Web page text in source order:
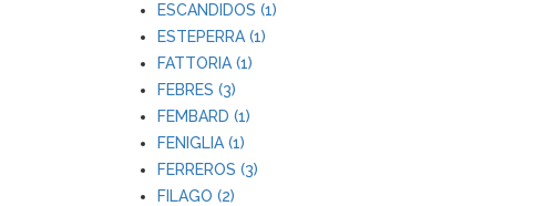
ESCANDIDOS (1)
ESTEPERRA (1)
FATTORIA (1)
FEBRES (3)
FEMBARD (1)
FENIGLIA (1)
FERREROS (3)
FILAGO (2)